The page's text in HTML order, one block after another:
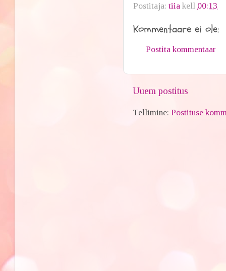
Postitaja:tiia kell 00:13
Kommentaare ei ole:
Postita kommentaar
Uuem postitus
Tellimine:Postituse